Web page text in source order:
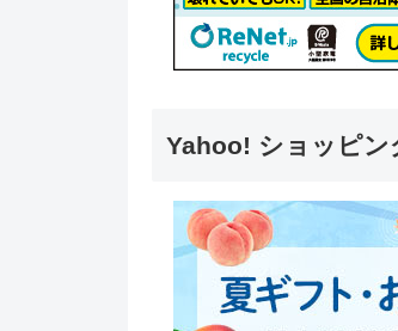
Yahoo! ショッピン